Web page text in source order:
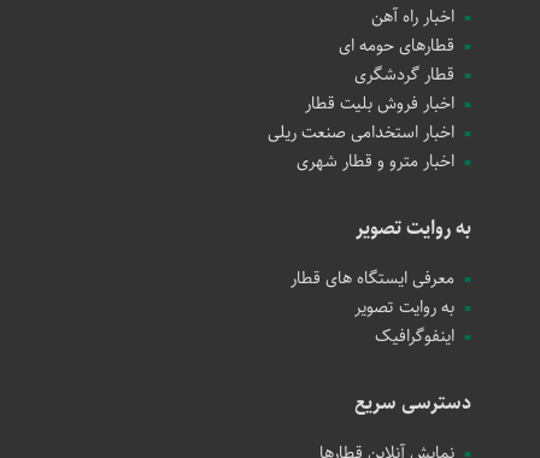
اخبار راه آهن
قطارهای حومه ای
قطار گردشگری
اخبار فروش بلیت قطار
اخبار استخدامی صنعت ریلی
اخبار مترو و قطار شهری
به روایت تصویر
معرفی ایستگاه های قطار
به روایت تصویر
اینفوگرافیک
دسترسی سریع